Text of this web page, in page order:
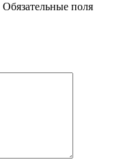
Обязательные поля